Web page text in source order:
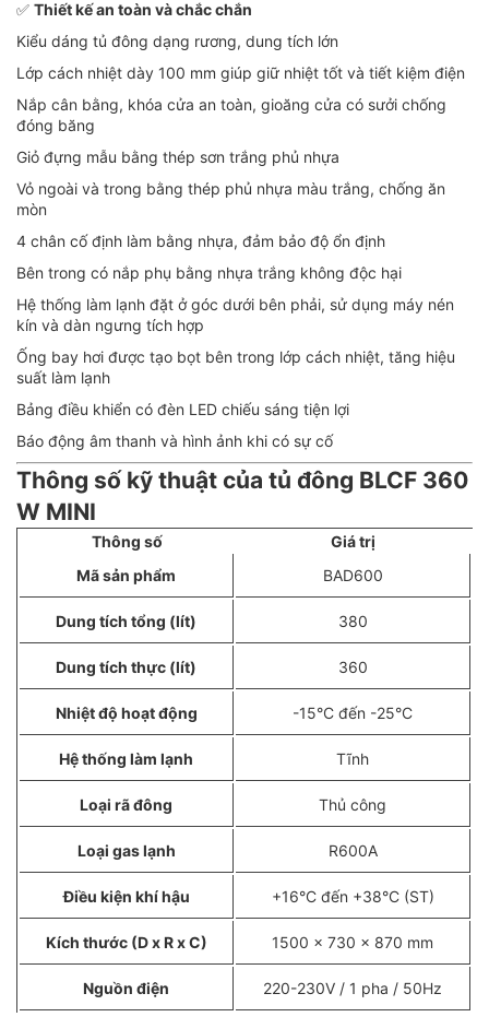
✅ Thiết kế an toàn và chắc chắn
Kiểu dáng tủ đông dạng rương, dung tích lớn
Lớp cách nhiệt dày 100 mm giúp giữ nhiệt tốt và tiết kiệm điện
Nắp cân bằng, khóa cửa an toàn, gioăng cửa có sưởi chống
đóng băng
Giỏ đựng mẫu bằng thép sơn trắng phủ nhựa
Vỏ ngoài và trong bằng thép phủ nhựa màu trắng, chống ăn
mòn
4 chân cố định làm bằng nhựa, đảm bảo độ ổn định
Bên trong có nắp phụ bằng nhựa trắng không độc hại
Hệ thống làm lạnh đặt ở góc dưới bên phải, sử dụng máy nén
kín và dàn ngưng tích hợp
Ống bay hơi được tạo bọt bên trong lớp cách nhiệt, tăng hiệu
suất làm lạnh
Bảng điều khiển có đèn LED chiếu sáng tiện lợi
Báo động âm thanh và hình ảnh khi có sự cố
Thông số kỹ thuật của tủ đông BLCF 360
W MINI
Thông số
Giá trị
Mã sản phẩm
BAD600
Dung tích tổng (lít) 380
Dung tích thực (lít) 360
Nhiệt độ hoạt động -15°C đến -25°C
Hệ thống làm lạnh Tĩnh
Loại rã đông Thủ công
Loại gas lạnh R600A
Điều kiện khí hậu +16°C đến +38°C (ST)
Kích thước (D x R x C) 1500 x 730 x 870 mm
Nguồn điện 220-230V / 1 pha / 50Hz